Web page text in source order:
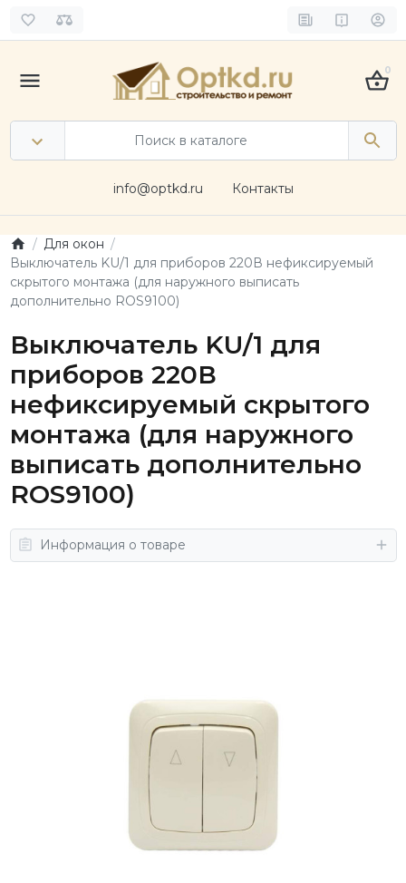
0
info@optkd.ru Контакты
Для окон
Выключатель KU/1 для приборов 220В нефиксируемый
скрытого монтажа (для наружного выписать
дополнительно ROS9100)
Выключатель KU/1 для
приборов 220В
нефиксируемый скрытого
монтажа (для наружного
выписать дополнительно
ROS9100)
Информация о товаре